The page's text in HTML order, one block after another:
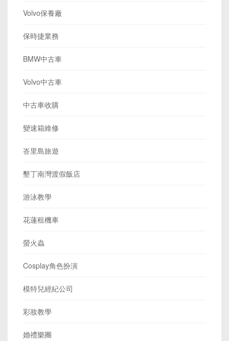
Volvo保養廠
保時捷業務
BMW中古車
Volvo中古車
中古車收購
變速箱維修
峇里島旅遊
墾丁南灣渡假飯店
游泳教學
花蓮租機車
螢火蟲
Cosplay角色扮演
模特兒經紀公司
彩妝教學
婚禮樂團